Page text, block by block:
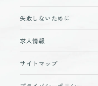
失敗しないために
求人情報
サイトマップ